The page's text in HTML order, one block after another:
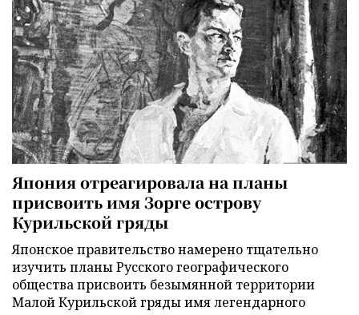
Япония отреагировала на планы
присвоить имя Зорге острову
Курильской гряды
Японское правительство намерено тщательно
изучить планы Русского географического
общества присвоить безымянной территории
Малой Курильской гряды имя легендарного